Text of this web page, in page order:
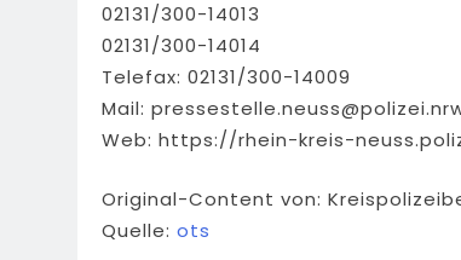
02131/300-14013
02131/300-14014
Telefax: 02131/300-14009
Mail:
Web: https://rhein-kreis-
Original-Content von:
Quelle: ots